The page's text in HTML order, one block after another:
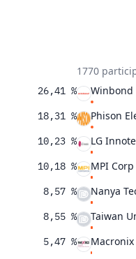
26,41 %
18,31 %
10,23 %
10,18 %
8,57 %
8,55 %
5,47 %
1770
Winbond
Phison
LG
MPI Corp
Nanya
Taiwan